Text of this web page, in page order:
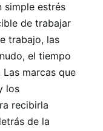
simple estrés
de trabajar
trabajo, las
el tiempo
marcas que
los
recibirla
de la